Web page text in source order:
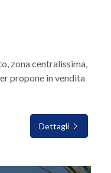
zona centralissima,
propone in vendita
Dettagli